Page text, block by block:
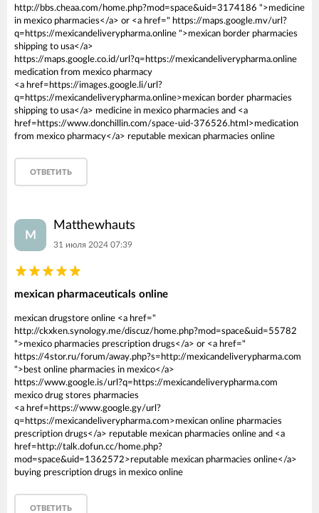
http://bbs.cheaa.com/home.php?mod=space&uid=3174186 ">medicine
in mexico pharmacies</a> or <a href=" https://maps.google.mv/url?
q=https://mexicandeliverypharma.online ">mexican border pharmacies
shipping to usa</a>
https://maps.google.co.id/url?q=https://mexicandeliverypharma.online
medication from mexico pharmacy
<a href=https://images.google.li/url?
q=https://mexicandeliverypharma.online>mexican border pharmacies
shipping to usa</a> medicine in mexico pharmacies and <a
href=https://www.donchillin.com/space-uid-376526.html>medication
from mexico pharmacy</a> reputable mexican pharmacies online
ОТВЕТИТЬ
M
Matthewhauts
31 июля 2024 07:39
mexican pharmaceuticals online
mexican drugstore online <a href="
http://ckxken.synology.me/discuz/home.php?mod=space&uid=55782
">mexico pharmacies prescription drugs</a> or <a href="
https://4stor.ru/forum/away.php?s=http://mexicandeliverypharma.com
">best online pharmacies in mexico</a>
https://www.google.is/url?q=https://mexicandeliverypharma.com
mexico drug stores pharmacies
<a href=https://www.google.gy/url?
q=https://mexicandeliverypharma.com>mexican online pharmacies
prescription drugs</a> reputable mexican pharmacies online and <a
href=http://talk.dofun.cc/home.php?
mod=space&uid=1362572>reputable mexican pharmacies online</a>
buying prescription drugs in mexico online
ОТВЕТИТЬ